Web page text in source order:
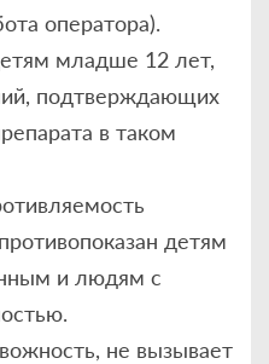
оператора).
младше 12 лет,
подтверждающих
в таком
детям
и людям с
не вызывает